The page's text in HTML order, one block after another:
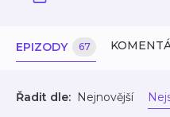
EPIZODY 67
Řadit dle: Nejnovější